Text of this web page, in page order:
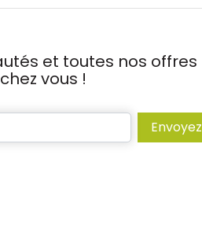
et toutes nos offres
vous !
Envoyez